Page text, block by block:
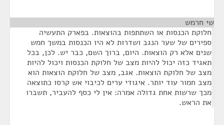
שי חרמש
חלוקת הכנסות או השתתפות בהוצאות. בפארק התעשיה
ספירים של שער הנגב ושדרות לא היו הכנסות במשך חמש
שנים אלא רק הוצאות. היום, ברוך השם, כבר יש. לכן, בכל
תאגיד כזה יכול להיות מצב של חלוקת הכנסות ויכול להיות
מצב של חלוקת הוצאות. אגב, מצב של חלוקת הוצאות הוא
מצב חמור עוד יותר. איגודי ערים לכיבוי אש קרסו כתוצאה
מכך שרשות אחת גדולה אמרה: אין לי כסף להעביר, תשברו
את הראש.